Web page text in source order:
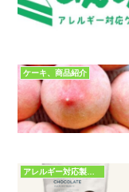
ケーキ、商品紹介
アレルギー対応製菓材料